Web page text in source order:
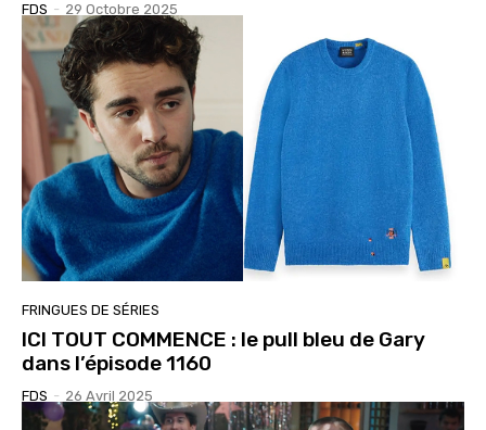
FDS - 29 Octobre 2025
FRINGUES DE SÉRIES
ICI TOUT COMMENCE : le pull bleu de Gary
dans l’épisode 1160
FDS - 26 Avril 2025